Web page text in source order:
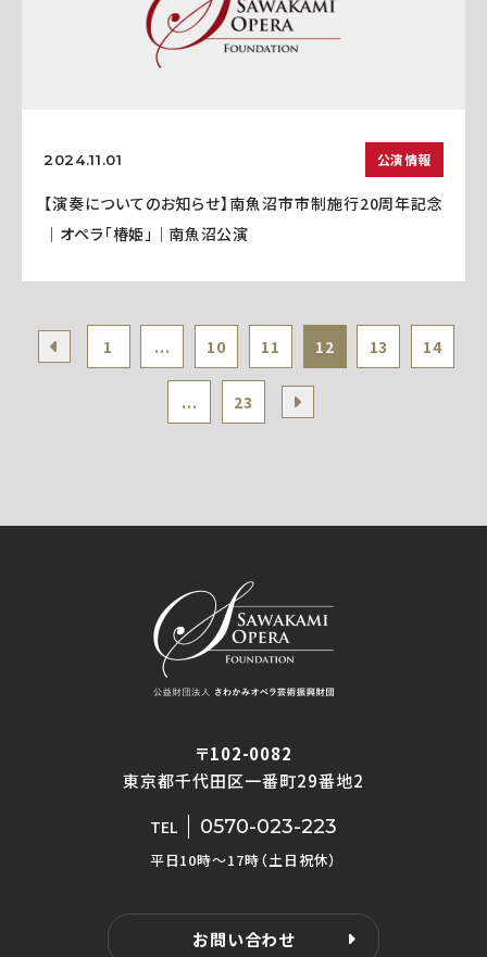
2024.11.01 公演情報
【演奏についてのお知らせ】南魚沼市市制施行20周年記念
｜オペラ「椿姫」｜南魚沼公演
1 ... 10 11 12 13 14
... 23
〒102-0082
東京都千代田区一番町29番地2
TEL 0570-023-223
平日10時〜17時（土日祝休）
お問い合わせ